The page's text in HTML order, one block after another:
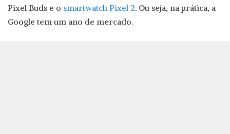
Pixel Buds e o smartwatch Pixel 2. Ou seja, na prática, a
Google tem um ano de mercado.